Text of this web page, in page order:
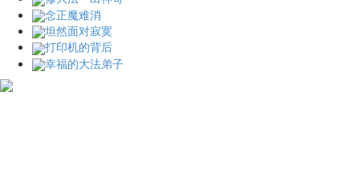
念正魔难消
坦然面对寂寞
打印机的背后
幸福的大法弟子